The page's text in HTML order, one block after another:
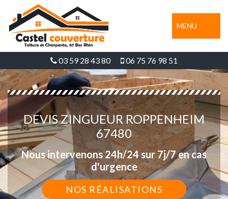
MENU
03 59 28 43 80 06 75 76 98 51
DEVIS ZINGUEUR ROPPENHEIM
67480
Nous intervenons 24h/24 sur 7j/7 en cas
d'urgence
NOS RÉALISATIONS